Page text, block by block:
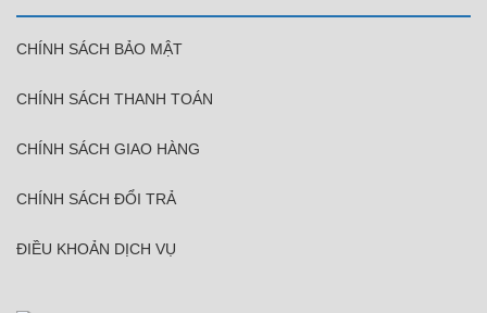
CHÍNH SÁCH BẢO MẬT
CHÍNH SÁCH THANH TOÁN
CHÍNH SÁCH GIAO HÀNG
CHÍNH SÁCH ĐỔI TRẢ
ĐIỀU KHOẢN DỊCH VỤ